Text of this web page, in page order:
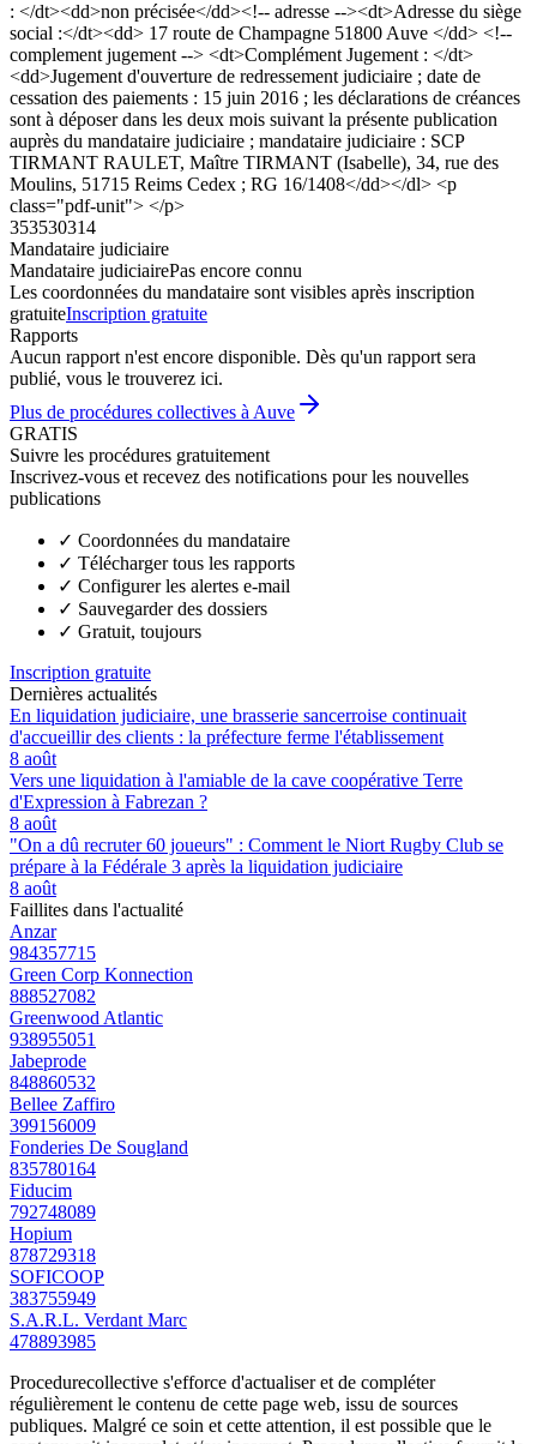
: </dt><dd>non précisée</dd><!-- adresse --><dt>Adresse du siège
social :</dt><dd> 17 route de Champagne 51800 Auve </dd> <!--
complement jugement --> <dt>Complément Jugement : </dt>
<dd>Jugement d'ouverture de redressement judiciaire ; date de
cessation des paiements : 15 juin 2016 ; les déclarations de créances
sont à déposer dans les deux mois suivant la présente publication
auprès du mandataire judiciaire ; mandataire judiciaire : SCP
TIRMANT RAULET, Maître TIRMANT (Isabelle), 34, rue des
Moulins, 51715 Reims Cedex ; RG 16/1408</dd></dl> <p
class="pdf-unit"> </p>
353530314
Mandataire judiciaire
Mandataire judiciairePas encore connu
Les coordonnées du mandataire sont visibles après inscription
gratuiteInscription gratuite
Rapports
Aucun rapport n'est encore disponible. Dès qu'un rapport sera
publié, vous le trouverez ici.
Plus de procédures collectives à Auve
GRATIS
Suivre les procédures gratuitement
Inscrivez-vous et recevez des notifications pour les nouvelles
publications
✓ Coordonnées du mandataire
✓ Télécharger tous les rapports
✓ Configurer les alertes e-mail
✓ Sauvegarder des dossiers
✓ Gratuit, toujours
Inscription gratuite
Dernières actualités
En liquidation judiciaire, une brasserie sancerroise continuait
d'accueillir des clients : la préfecture ferme l'établissement
8 août
Vers une liquidation à l'amiable de la cave coopérative Terre
d'Expression à Fabrezan ?
8 août
"On a dû recruter 60 joueurs" : Comment le Niort Rugby Club se
prépare à la Fédérale 3 après la liquidation judiciaire
8 août
Faillites dans l'actualité
Anzar
984357715
Green Corp Konnection
888527082
Greenwood Atlantic
938955051
Jabeprode
848860532
Bellee Zaffiro
399156009
Fonderies De Sougland
835780164
Fiducim
792748089
Hopium
878729318
SOFICOOP
383755949
S.A.R.L. Verdant Marc
478893985
Procedurecollective s'efforce d'actualiser et de compléter
régulièrement le contenu de cette page web, issu de sources
publiques. Malgré ce soin et cette attention, il est possible que le